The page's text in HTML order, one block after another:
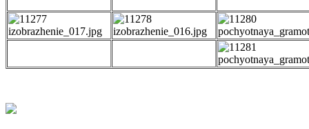
izobrazhenie_017.jpg izobrazhenie_016.jpg